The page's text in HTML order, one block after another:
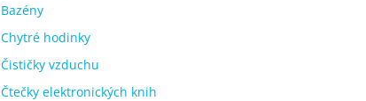
Bazény
Chytré hodinky
Čističky vzduchu
Čtečky elektronických knih